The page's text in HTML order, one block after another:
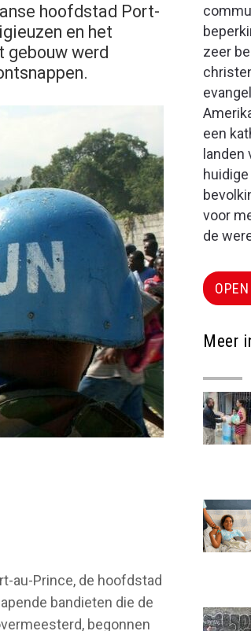
hoofdstad Port-
en het
gebouw werd
au-Prince, de hoofdstad
bandieten die de
begonnen
zeer
een
voor
de
Meer